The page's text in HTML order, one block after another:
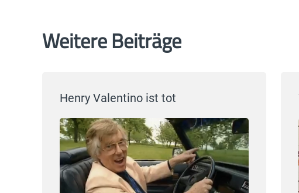
Weitere Beiträge
Henry Valentino ist tot